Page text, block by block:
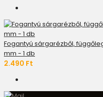
Fogantyú sárgarézből,
mm - 1 db
2.490 Ft